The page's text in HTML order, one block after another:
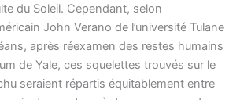
du Soleil. Cependant, selon
John Verano de l’université Tulane
après réexamen des restes humains
de Yale, ces squelettes trouvés sur le
seraient répartis équitablement entre